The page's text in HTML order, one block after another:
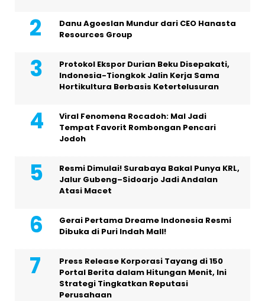
Danu Agoeslan Mundur dari CEO Hanasta
Resources Group
Protokol Ekspor Durian Beku Disepakati,
Indonesia-Tiongkok Jalin Kerja Sama
Hortikultura Berbasis Ketertelusuran
Viral Fenomena Rocadoh: Mal Jadi
Tempat Favorit Rombongan Pencari
Jodoh
Resmi Dimulai! Surabaya Bakal Punya KRL,
Jalur Gubeng–Sidoarjo Jadi Andalan
Atasi Macet
Gerai Pertama Dreame Indonesia Resmi
Dibuka di Puri Indah Mall!
Press Release Korporasi Tayang di 150
Portal Berita dalam Hitungan Menit, Ini
Strategi Tingkatkan Reputasi
Perusahaan